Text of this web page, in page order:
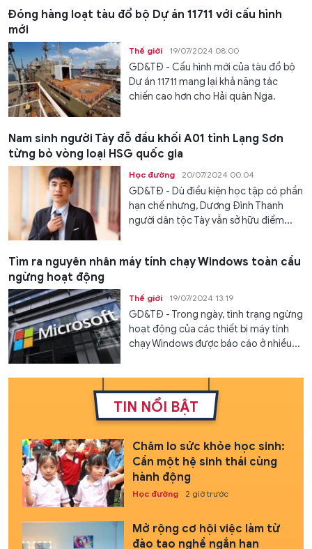
Đóng hàng loạt tàu đổ bộ Dự án 11711 với cấu hình
mới
Thế giới 19/07/2024 08:00
GD&TĐ - Cấu hình mới của tàu đổ bộ
Dự án 11711 mang lại khả năng tác
chiến cao hơn cho Hải quân Nga.
Nam sinh người Tày đỗ đầu khối A01 tỉnh Lạng Sơn
từng bỏ vòng loại HSG quốc gia
Học đường 20/07/2024 00:04
GD&TĐ - Dù điều kiện học tập có phần
hạn chế nhưng, Dương Đình Thanh
người dân tộc Tày vẫn sở hữu điểm...
Tìm ra nguyên nhân máy tính chạy Windows toàn cầu
ngừng hoạt động
Thế giới 19/07/2024 13:19
GD&TĐ - Trong ngày, tình trạng ngừng
hoạt động của các thiết bị máy tính
chạy Windows được báo cáo ở nhiều...
TIN NỔI BẬT
Chăm lo sức khỏe học sinh:
Cần một hệ sinh thái cùng
hành động
Học đường 2 giờ trước
Mở rộng cơ hội việc làm từ
đào tạo nghề ngắn hạn